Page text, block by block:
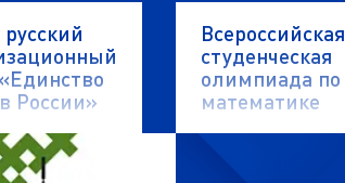
России»
Всероссийская
студенческая
олимпиада по
математике